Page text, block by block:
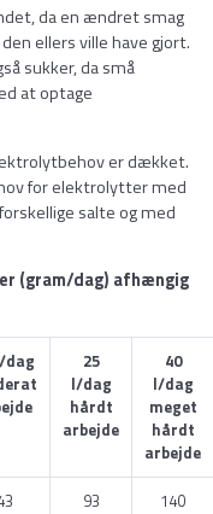
da en ændret smag
ellers ville have gjort.
sukker, da små
at optage
er dækket.
for elektrolytter med
salte og med
(gram/dag) afhængig
dag
25
l/dag
hårdt
arbejde
40
l/dag
meget
hårdt
arbejde
93
140